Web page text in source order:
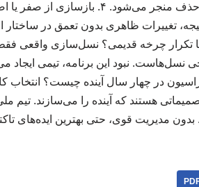
بزرگ با کوچک‌ترین اشتباه به حذف
تغییرات ظاهری بدون تعمق در
یا تکرار چرخه قدیمی؟ نسل‌سازی
نسل‌هاست. نبود این برنامه، تیمی ایجاد
۶. نقش فدراسیون در چهار سال آینده چیست؟
هستند که آینده را می‌سازند.
مدیریت قوی، حتی بهترین ایده‌های تاکتیکی